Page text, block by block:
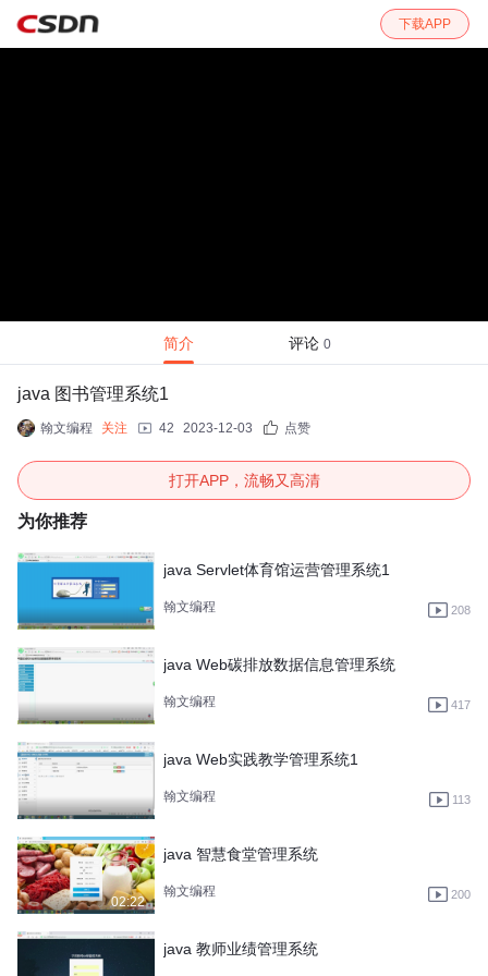
下载APP
简介 评论 0
java 图书管理系统1
翰文编程 关注 42 2023-12-03 点赞
打开APP，流畅又高清
为你推荐
java Servlet体育馆运营管理系统1
翰文编程 208
java Web碳排放数据信息管理系统
翰文编程 417
java Web实践教学管理系统1
翰文编程 113
02:22
java 智慧食堂管理系统
翰文编程 200
java 教师业绩管理系统